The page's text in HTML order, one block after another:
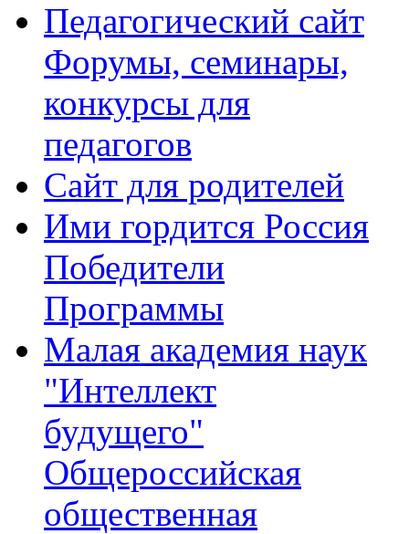
Педагогический сайт
Форумы, семинары,
конкурсы для
педагогов
Сайт для родителей
Ими гордится Россия
Победители
Программы
Малая академия наук
"Интеллект
будущего"
Общероссийская
общественная